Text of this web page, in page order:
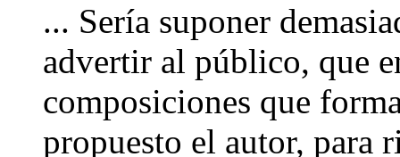
... Sería suponer
advertir al público, que
composiciones que
propuesto el autor, para